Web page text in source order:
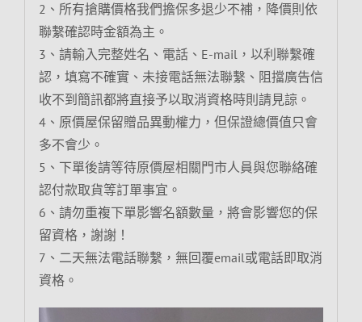
2、所有搶購價格我們擔保多退少不補，降價則依
聯繫確認時金額為主。
3、請輸入完整姓名、電話、E-mail，以利聯繫確
認，填寫不確實、未接電話無法聯繫、阻擋廣告信
收不到簡訊都將直接予以取消資格時則請見諒。
4、原價屋保留贈品異動權力，但保證總價值只會
多不會少。
5、下單後請等待原價屋相關門市人員與您聯絡確
認付款取貨等訂單事宜。
6、請勿重複下單影響名額數量，將會影響您的保
留資格，謝謝！
7、二天無法電話聯繫，無回覆email或電話即取消
資格。